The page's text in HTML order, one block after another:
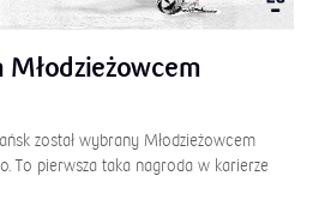
został wybrany Młodzieżowcem
To pierwsza taka nagroda w karierze